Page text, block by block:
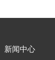
新闻中心